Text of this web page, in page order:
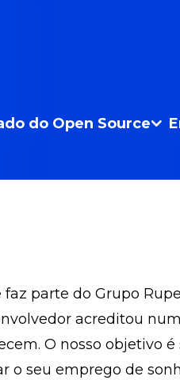
do Open Source
parte do Grupo
acreditou
O nosso objetivo
o seu emprego de